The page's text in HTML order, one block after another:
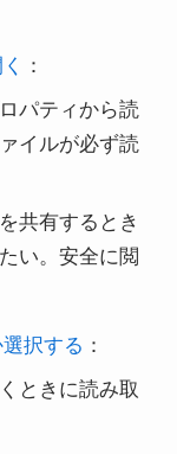
：
パティから読
イルが必ず読
共有するとき
い。安全に閲
択する ：
ときに読み取